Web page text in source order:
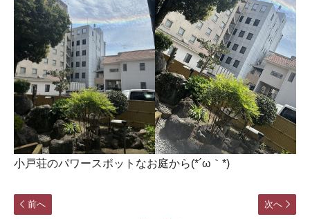
小戸荘のパワースポットなお庭から(*´ω｀*)
次へ
前へ